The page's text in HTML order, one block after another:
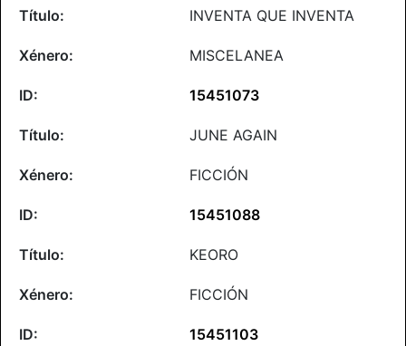
INVENTA QUE INVENTA
MISCELANEA
15451073
JUNE AGAIN
FICCIÓN
15451088
KEORO
FICCIÓN
15451103